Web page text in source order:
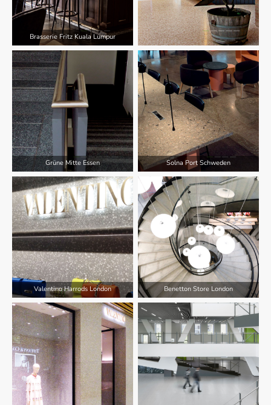
Brasserie Fritz Kuala Lumpur
Grüne Mitte Essen Solna Port Schweden
Valentino Harrods London Benetton Store London